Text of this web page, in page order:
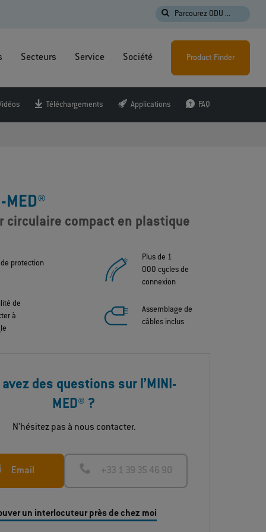
Parcourez ODU ...
Secteurs Service Société Product Finder
Téléchargements Applications FAQ
Stérilisable et robuste à l’usage ! Le connecteur
en plastique est conforme à toutes les méthodes
médicale et offre une protection contre les
contacts conformément à la norme CEI 60601-1 (1
MOPP/ 1 MOOP). Dans le même temps, cela lui
différentes conditions et exigences
MED®
circulaire compact en plastique
de protection
Plus de 1
000 cycles de
connexion
de
à
Assemblage de
câbles inclus
des questions sur l’MINI-
MED® ?
N’hésitez pas à nous contacter.
Email +33 1 39 35 46 90
un interlocuteur près de chez moi